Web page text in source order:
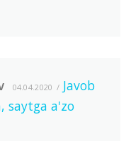
04.04.2020
Javob
saytga a'zo